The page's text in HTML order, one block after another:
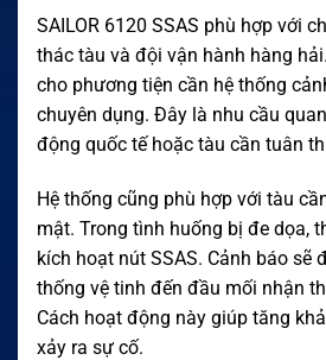
SAILOR 6120 SSAS phù hợp với
thác tàu và đội vận hành hàng
cho phương tiện cần hệ thống
chuyên dụng. Đây là nhu cầu
động quốc tế hoặc tàu cần tuân
Hệ thống cũng phù hợp với tàu
mật. Trong tình huống bị đe dọa,
kích hoạt nút SSAS. Cảnh báo sẽ
thống vệ tinh đến đầu mối nhận
Cách hoạt động này giúp tăng
xảy ra sự cố.